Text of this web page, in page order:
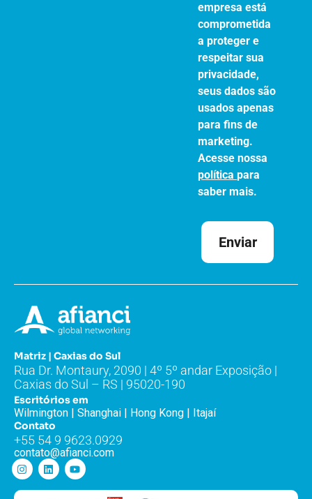
empresa está
comprometida
a proteger e
respeitar sua
privacidade,
seus dados são
usados apenas
para fins de
marketing.
Acesse nossa
políticapara
saber mais.
Enviar
Matriz | Caxias do Sul
Rua Dr. Montaury, 2090 | 4º 5º andar Exposição |
Caxias do Sul – RS | 95020-190
Escritórios em
Wilmington | Shanghai | Hong Kong | Itajaí
Contato
+55 54 9 9623.0929
contato@afianci.com